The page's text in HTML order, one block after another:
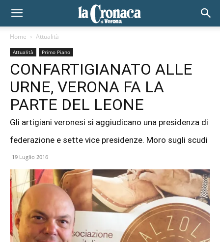
Home Attualità
Attualità Primo Piano
CONFARTIGIANATO ALLE
URNE, VERONA FA LA
PARTE DEL LEONE
Gli artigiani veronesi si aggiudicano una presidenza di
federazione e sette vice presidenze. Moro sugli scudi
19 Luglio 2016